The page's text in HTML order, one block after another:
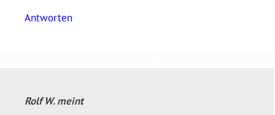
Antworten
Rolf W.meint